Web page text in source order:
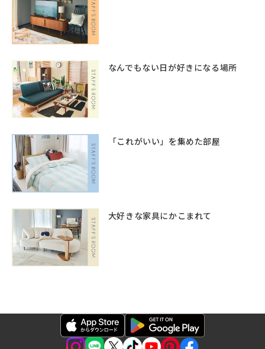
なんでもない日が好きになる場所
「これがいい」を集めた部屋
大好きな家具にかこまれて